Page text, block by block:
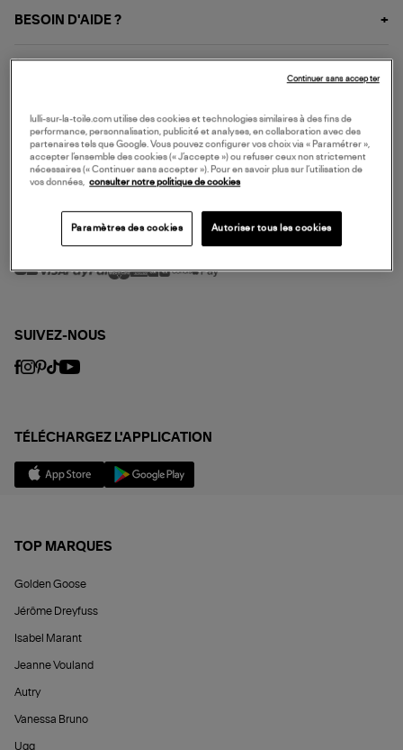
BESOIN D'AIDE ?
NOS SERVICES
SERVICE CLIENT
MODE DE PAIEMENT
SUIVEZ-NOUS
TÉLÉCHARGEZ L'APPLICATION
TOP MARQUES
Golden Goose
Jérôme Dreyfuss
Isabel Marant
Jeanne Vouland
Autry
Vanessa Bruno
Ugg
lulli-sur-la-toile.com utilise des cookies et technologies similaires à des fins de
performance, personnalisation, publicité et analyses, en collaboration avec des
partenaires tels que Google. Vous pouvez configurer vos choix via « Paramétrer »,
accepter l’ensemble des cookies (« J’accepte ») ou refuser ceux non strictement
nécessaires (« Continuer sans accepter »). Pour en savoir plus sur l’utilisation de
vos données,
consulter notre politique de cookies
Paramètres des cookies Autoriser tous les cookies
Continuer sans accepter